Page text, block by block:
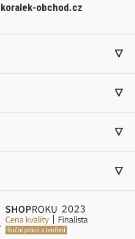
obchod.cz